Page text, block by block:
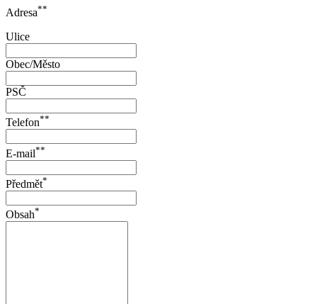
Adresa**
Ulice
Obec/Město
PSČ
Telefon**
E-mail**
Předmět*
Obsah*